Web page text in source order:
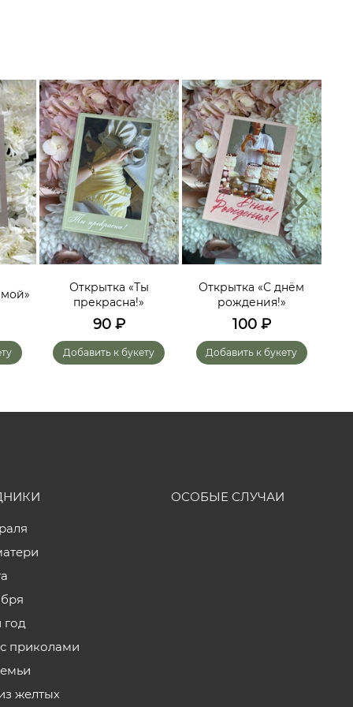
Открытка «Ты
прекрасна!»
90₽
Добавить к букету
Открытка «С днём
рождения!»
100₽
Добавить к букету
приколами
желтых
ОСОБЫЕ СЛУЧАИ